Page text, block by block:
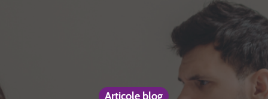
Articole blog